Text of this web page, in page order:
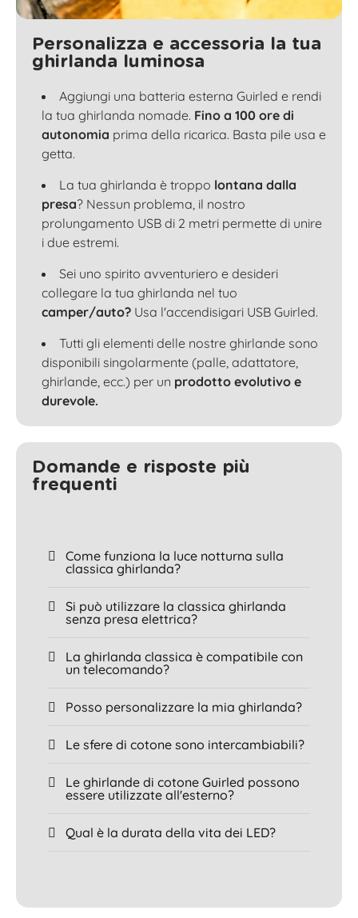
Personalizza e accessoria la tua
ghirlanda luminosa
Aggiungi una batteria esterna Guirled e rendi
la tua ghirlanda nomade. Fino a 100 ore di
autonomia prima della ricarica. Basta pile usa e
getta.
La tua ghirlanda è troppo lontana dalla
presa? Nessun problema, il nostro
prolungamento USB di 2 metri permette di unire
i due estremi.
Sei uno spirito avventuriero e desideri
collegare la tua ghirlanda nel tuo
camper/auto? Usa l'accendisigari USB Guirled.
Tutti gli elementi delle nostre ghirlande sono
disponibili singolarmente (palle, adattatore,
ghirlande, ecc.) per un prodotto evolutivo e
durevole.
Domande e risposte più
frequenti
Come funziona la luce notturna sulla
classica ghirlanda?
Si può utilizzare la classica ghirlanda
senza presa elettrica?
La ghirlanda classica è compatibile con
un telecomando?
Posso personalizzare la mia ghirlanda?
Le sfere di cotone sono intercambiabili?
Le ghirlande di cotone Guirled possono
essere utilizzate all'esterno?
Qual è la durata della vita dei LED?